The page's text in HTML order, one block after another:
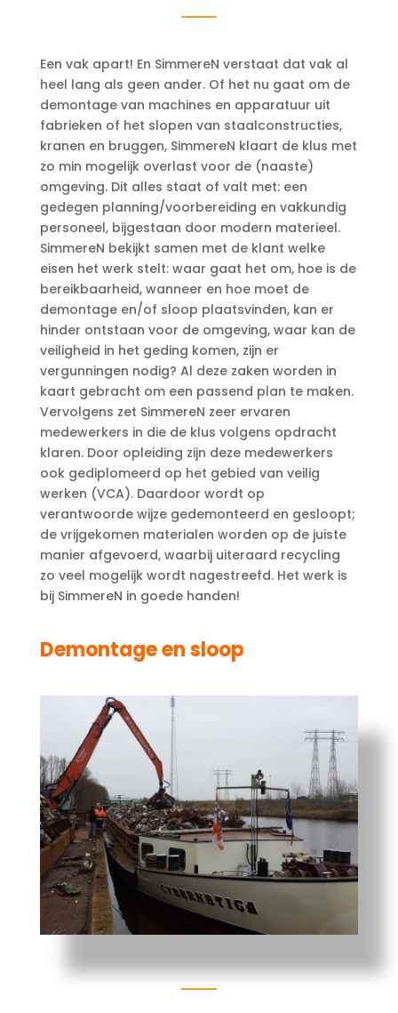
Een vak apart! En SimmereN verstaat dat vak al
heel lang als geen ander. Of het nu gaat om de
demontage van machines en apparatuur uit
fabrieken of het slopen van staalconstructies,
kranen en bruggen, SimmereN klaart de klus met
zo min mogelijk overlast voor de (naaste)
omgeving. Dit alles staat of valt met: een
gedegen planning/voorbereiding en vakkundig
personeel, bijgestaan door modern materieel.
SimmereN bekijkt samen met de klant welke
eisen het werk stelt: waar gaat het om, hoe is de
bereikbaarheid, wanneer en hoe moet de
demontage en/of sloop plaatsvinden, kan er
hinder ontstaan voor de omgeving, waar kan de
veiligheid in het geding komen, zijn er
vergunningen nodig? Al deze zaken worden in
kaart gebracht om een passend plan te maken.
Vervolgens zet SimmereN zeer ervaren
medewerkers in die de klus volgens opdracht
klaren. Door opleiding zijn deze medewerkers
ook gediplomeerd op het gebied van veilig
werken (VCA). Daardoor wordt op
verantwoorde wijze gedemonteerd en gesloopt;
de vrijgekomen materialen worden op de juiste
manier afgevoerd, waarbij uiteraard recycling
zo veel mogelijk wordt nagestreefd. Het werk is
bij SimmereN in goede handen!
Demontage en sloop